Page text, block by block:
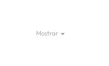
Mostrar